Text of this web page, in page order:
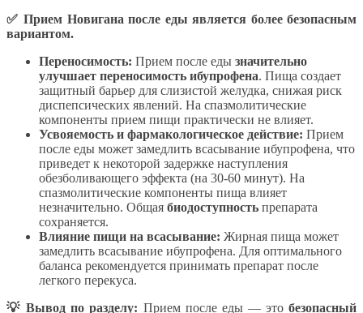
✅ Прием Новигана после еды является более безопасным
вариантом.
Переносимость: Прием после еды значительно
улучшает переносимость ибупрофена. Пища создает
защитный барьер для слизистой желудка, снижая риск
диспепсических явлений. На спазмолитические
компоненты прием пищи практически не влияет.
Усвояемость и фармакологическое действие: Прием
после еды может замедлить всасывание ибупрофена, что
приведет к некоторой задержке наступления
обезболивающего эффекта (на 30-60 минут). На
спазмолитические компоненты пища влияет
незначительно. Общая биодоступность препарата
сохраняется.
Влияние пищи на всасывание: Жирная пища может
замедлить всасывание ибупрофена. Для оптимального
баланса рекомендуется принимать препарат после
легкого перекуса.
💡 Вывод по разделу: Прием после еды — этобезопасный